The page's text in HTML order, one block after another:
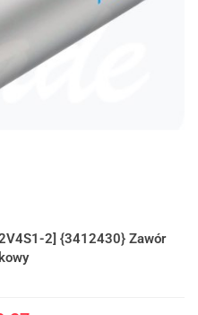
2] {3412430} Zawór